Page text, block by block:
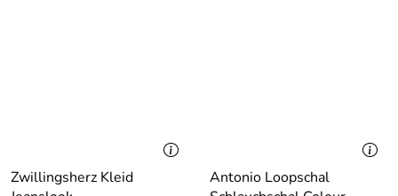
Zwillingsherz Kleid
Antonio Loopschal